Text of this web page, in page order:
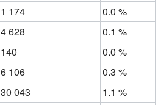
1 174
0.0 %
4 628
0.1 %
140
0.0 %
6 106
0.3 %
30 043
1.1 %